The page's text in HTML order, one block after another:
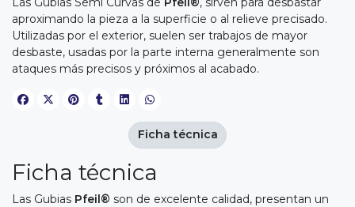
aproximando la pieza a la superficie o al relieve precisado.
Utilizadas por el exterior, suelen ser trabajos de mayor
desbaste, usadas por la parte interna generalmente son
ataques más precisos y próximos al acabado.
Ficha técnica
Las Gubias Pfeil® son de excelente calidad, presentan un
Ficha técnica